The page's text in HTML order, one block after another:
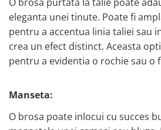
eleganta unei tinute. Poate fi
pentru a accentua linia taliei sau
crea un efect distinct. Aceasta
pentru a evidentia o rochie sau o
Manseta:
O brosa poate inlocui cu succes